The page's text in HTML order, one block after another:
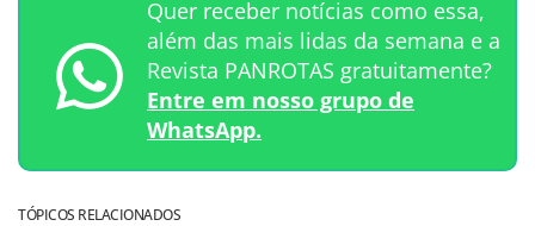
Quer receber notícias como essa,
além das mais lidas da semana e a
Revista PANROTAS gratuitamente?
Entre em nosso grupo de
WhatsApp.
TÓPICOS RELACIONADOS